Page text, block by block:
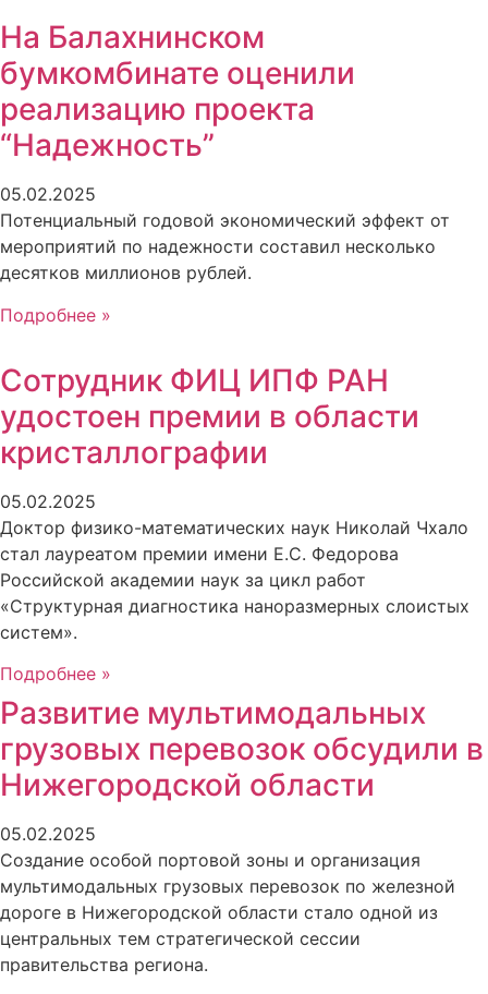
На Балахнинском
бумкомбинате оценили
реализацию проекта
“Надежность”
05.02.2025
Потенциальный годовой экономический эффект от
мероприятий по надежности составил несколько
десятков миллионов рублей.
Подробнее »
Сотрудник ФИЦ ИПФ РАН
удостоен премии в области
кристаллографии
05.02.2025
Доктор физико-математических наук Николай Чхало
стал лауреатом премии имени Е.С. Федорова
Российской академии наук за цикл работ
«Структурная диагностика наноразмерных слоистых
систем».
Подробнее »
Развитие мультимодальных
грузовых перевозок обсудили в
Нижегородской области
05.02.2025
Создание особой портовой зоны и организация
мультимодальных грузовых перевозок по железной
дороге в Нижегородской области стало одной из
центральных тем стратегической сессии
правительства региона.